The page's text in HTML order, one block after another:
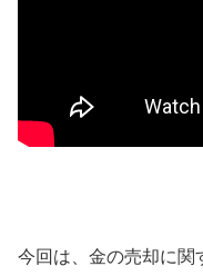
今回は、金の売却に関